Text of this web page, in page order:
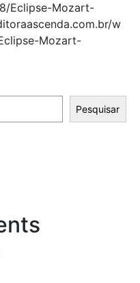
Eclipse-Mozart-
w
Mozart-
Pesquisar